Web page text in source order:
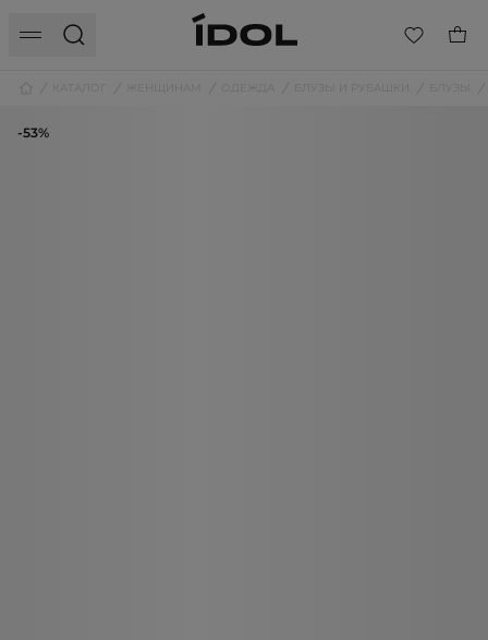
-53%